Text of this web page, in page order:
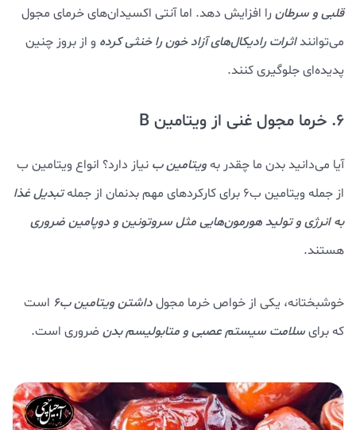
قلبی و سرطان را افزایش دهد. اما آنتی اکسیدان‌های خرمای مجول
می‌تواننداثرات رادیکال‌های آزاد خون را خنثی کرده و از بروز چنین
پدیده‌ای جلوگیری کنند.
6. خرما مجول غنی از ویتامین B
آیا می‌دانید بدن ما چقدر بهویتامین ب نیاز دارد؟ انواع ویتامین ب
از جمله ویتامین ب۶ برای کارکردهای مهم بدنمان از جمله
تبدیل غذا
به انرژی و تولید هورمون‌هایی مثل سروتونین و دوپامین ضروری
هستند.
خوشبختانه، یکی از خواص خرما مجولداشتن ویتامین ب۶ است
که برایسلامت سیستم عصبی و متابولیسم بدن ضروری است.